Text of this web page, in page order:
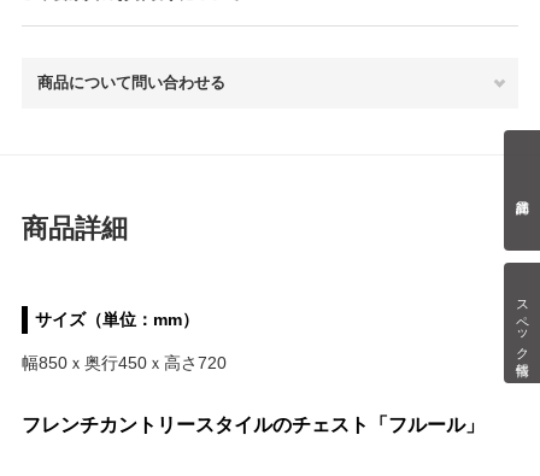
スペック情報
商品について問い合わせる
商品詳細
サイズ（単位：mm）
幅850ｘ奥行450ｘ高さ720
フレンチカントリースタイルのチェスト「フルール」